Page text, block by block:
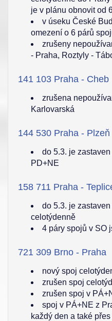
je v plánu obnovit od
v úseku České
omezení o 6 párů
zrušeny
- Praha, Roztyly -
141 103 Praha - Cheb
zrušena
Karlovarská
144 530 Praha - Plzeň
do 5.3. je
PD+NE
158 711 Praha -
do 5.3. je
celotýdenně
4 páry spojů v SO
721 309 Brno - Praha
nový spoj
zrušen spoj
zrušen spoj v
spoj v PÁ+NE z
každý den a také